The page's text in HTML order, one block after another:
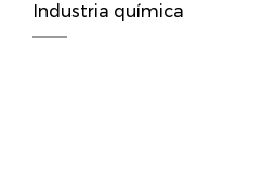
Industria química